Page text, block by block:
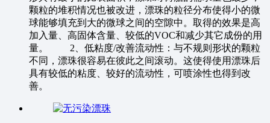
颗粒的堆积情况也被改进，漂珠的粒径分布使得小的微
球能够填充到大的微球之间的空隙中。取得的效果是高
加入量、高固体含量、较低的VOC和减少其它成份的用
量。 2、低粘度/改善流动性：与不规则形状的颗粒
不同，漂珠很容易在彼此之间滚动。这使得使用漂珠后
具有较低的粘度、较好的流动性，可喷涂性也得到改
善。